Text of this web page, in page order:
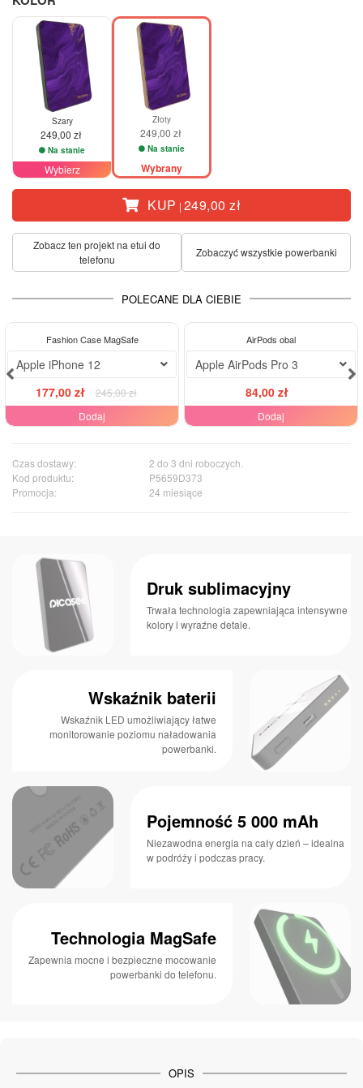
Szary
249,00 zł
Na stanie
Wybierz
Złoty
249,00 zł
Na stanie
Wybrany
KUP | 249,00 zł
Zobacz ten projekt na etui do
telefonu
Zobaczyć wszystkie powerbanki
POLECANE DLA CIEBIE
Fashion Case MagSafe
Apple iPhone 12
177,00 zł
245,00 zł
Dodaj
AirPods obal
Apple AirPods Pro 3
84,00 zł
Dodaj
Czas dostawy:
2 do 3 dni roboczych.
Kod produktu:
P5659D373
Promocja:
24 miesiące
Druk sublimacyjny
Trwała technologia zapewniająca intensywne
kolory i wyraźne detale.
Wskaźnik baterii
Wskaźnik LED umożliwiający łatwe
monitorowanie poziomu naładowania
powerbanki.
Pojemność 5 000 mAh
Niezawodna energia na cały dzień – idealna
w podróży i podczas pracy.
Technologia MagSafe
Zapewnia mocne i bezpieczne mocowanie
powerbanki do telefonu.
OPIS